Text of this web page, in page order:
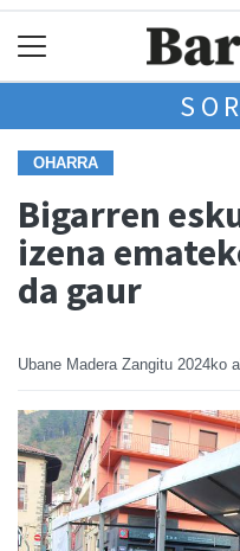
OHARRA
Bigarren
izena
da gaur
Ubane Madera Zangitu 2024ko